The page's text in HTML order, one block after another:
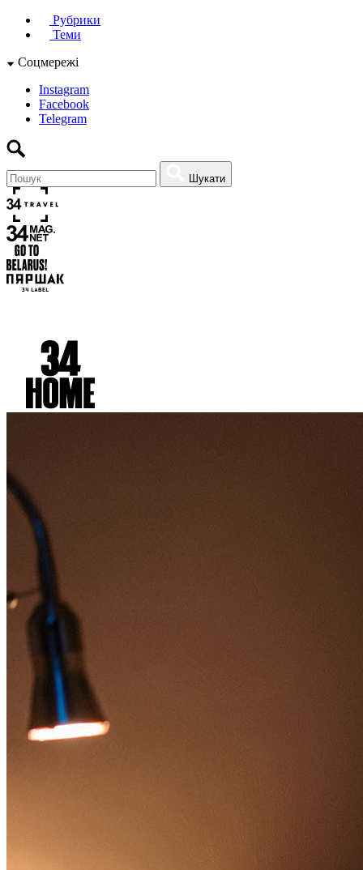
Рубрики
Теми
Соцмережі
Instagram
Facebook
Telegram
Шукати